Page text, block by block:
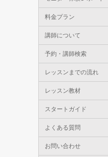
料金プラン
講師について
予約・講師検索
レッスンまでの流れ
レッスン教材
スタートガイド
よくある質問
お問い合わせ